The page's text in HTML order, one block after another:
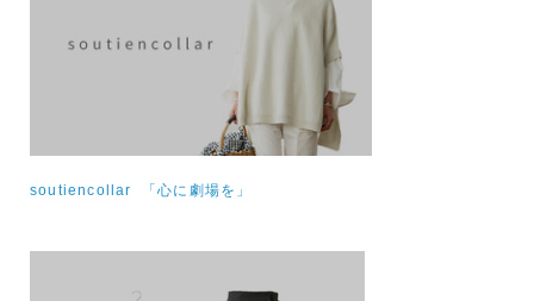
soutiencollar 「心に劇場を」